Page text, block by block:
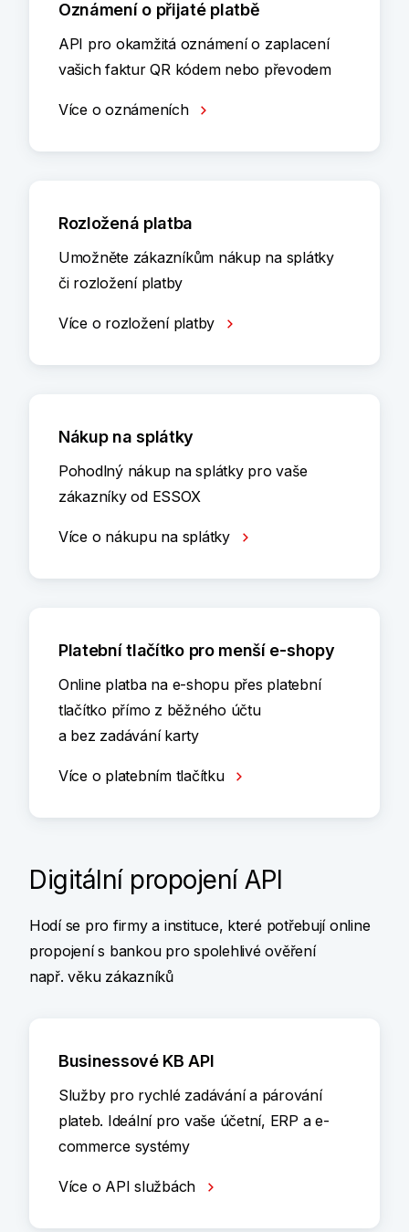
Oznámení o přijaté platbě
API pro okamžitá oznámení o zaplacení
vašich faktur QR kódem nebo převodem
Více o oznámeních
Rozložená platba
Umožněte zákazníkům nákup na splátky
či rozložení platby
Více o rozložení platby
Nákup na splátky
Pohodlný nákup na splátky pro vaše
zákazníky od ESSOX
Více o nákupu na splátky
Platební tlačítko pro menší e-shopy
Online platba na e-shopu přes platební
tlačítko přímo z běžného účtu
a bez zadávání karty
Více o platebním tlačítku
Digitální propojení API
Hodí se pro firmy a instituce, které potřebují online
propojení s bankou pro spolehlivé ověření
např. věku zákazníků
Businessové KB API
Služby pro rychlé zadávání a párování
plateb. Ideální pro vaše účetní, ERP a e-
commerce systémy
Více o API službách